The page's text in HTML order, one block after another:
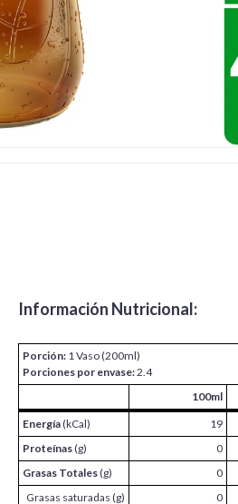
Información Nutricional:
Porción: 1 Vaso (200ml)
Porciones por envase:2.4
100ml
Energía(kCal) 19
Proteínas(g) 0
Grasas Totales(g) 0
Grasas saturadas (g)
0